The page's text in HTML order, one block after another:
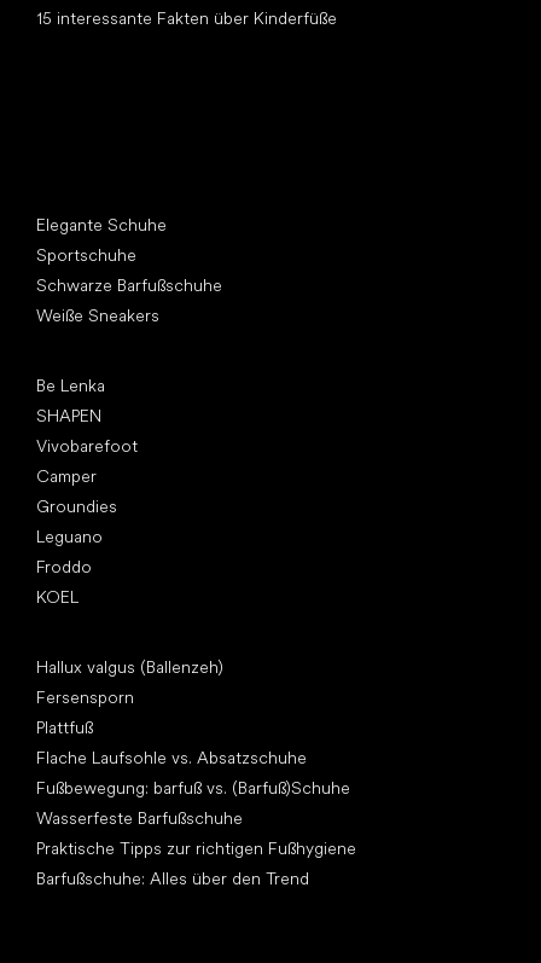
15 interessante Fakten über Kinderfüße
Elegante Schuhe
Sportschuhe
Schwarze Barfußschuhe
Weiße Sneakers
Be Lenka
SHAPEN
Vivobarefoot
Camper
Groundies
Leguano
Froddo
KOEL
Hallux valgus (Ballenzeh)
Fersensporn
Plattfuß
Flache Laufsohle vs. Absatzschuhe
Fußbewegung: barfuß vs. (Barfuß)Schuhe
Wasserfeste Barfußschuhe
Praktische Tipps zur richtigen Fußhygiene
Barfußschuhe: Alles über den Trend